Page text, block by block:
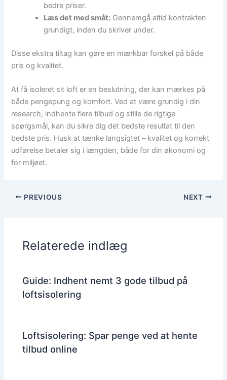
bedre priser.
Læs det med småt: Gennemgå altid kontrakten
grundigt, inden du skriver under.
Disse ekstra tiltag kan gøre en mærkbar forskel på både
pris og kvalitet.
At få isoleret sit loft er en beslutning, der kan mærkes på
både pengepung og komfort. Ved at være grundig i din
research, indhente flere tilbud og stille de rigtige
spørgsmål, kan du sikre dig det bedste resultat til den
bedste pris. Husk at tænke langsigtet – kvalitet og korrekt
udførelse betaler sig i længden, både for din økonomi og
for miljøet.
PREVIOUS NEXT
Relaterede indlæg
Guide: Indhent nemt 3 gode tilbud på
loftsisolering
Loftsisolering: Spar penge ved at hente
tilbud online